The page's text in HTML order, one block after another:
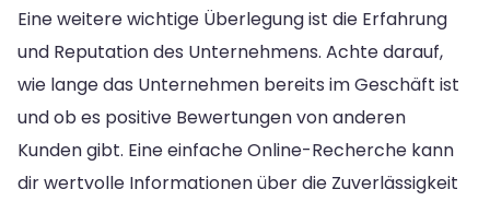
Eine weitere wichtige Überlegung ist die Erfahrung
und Reputation des Unternehmens. Achte darauf,
wie lange das Unternehmen bereits im Geschäft ist
und ob es positive Bewertungen von anderen
Kunden gibt. Eine einfache Online-Recherche kann
dir wertvolle Informationen über die Zuverlässigkeit